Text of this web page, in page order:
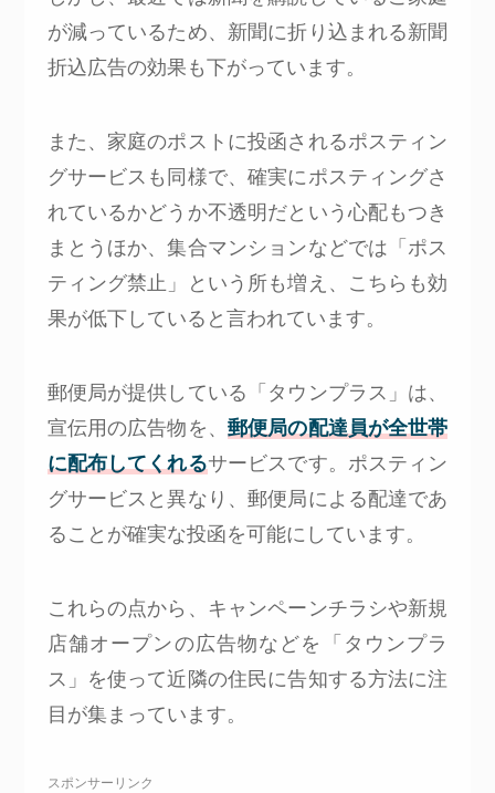
が減っているため、新聞に折り込まれる新聞
折込広告の効果も下がっています。
また、家庭のポストに投函されるポスティン
グサービスも同様で、確実にポスティングさ
れているかどうか不透明だという心配もつき
まとうほか、集合マンションなどでは「ポス
ティング禁止」という所も増え、こちらも効
果が低下していると言われています。
郵便局が提供している「タウンプラス」は、
宣伝用の広告物を、 郵便局の配達員が全世帯
に配布してくれるサービスです。ポスティン
グサービスと異なり、郵便局による配達であ
ることが確実な投函を可能にしています。
これらの点から、キャンペーンチラシや新規
店舗オープンの広告物などを「タウンプラ
ス」を使って近隣の住民に告知する方法に注
目が集まっています。
スポンサーリンク